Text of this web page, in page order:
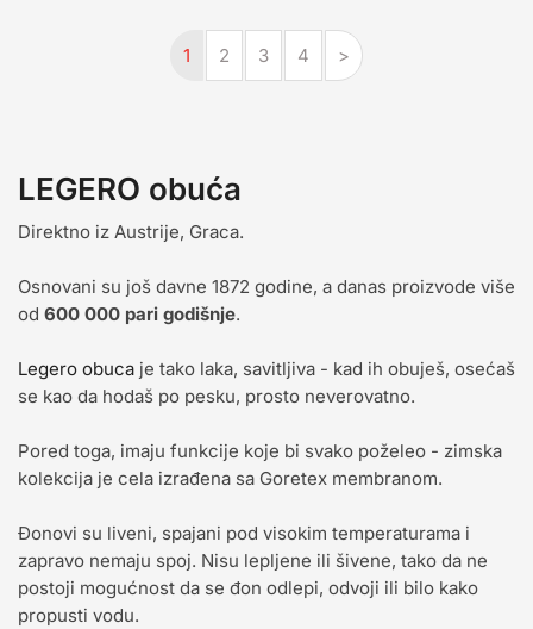
1 2 3 4 >
LEGERO obuća
Direktno iz Austrije, Graca.
Osnovani su još davne 1872 godine, a danas proizvode više
od 600 000 pari godišnje.
Legero obuca je tako laka, savitljiva - kad ih obuješ, osećaš
se kao da hodaš po pesku, prosto neverovatno.
Pored toga, imaju funkcije koje bi svako poželeo - zimska
kolekcija je cela izrađena sa Goretex membranom.
Đonovi su liveni, spajani pod visokim temperaturama i
zapravo nemaju spoj. Nisu lepljene ili šivene, tako da ne
postoji mogućnost da se đon odlepi, odvoji ili bilo kako
propusti vodu.